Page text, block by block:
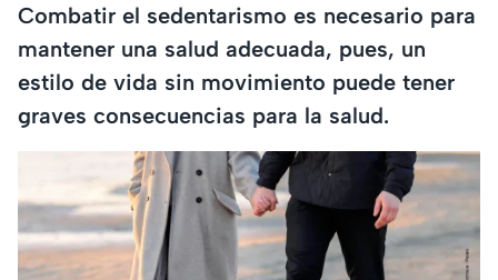
Combatir el sedentarismo es necesario para
mantener una salud adecuada, pues, un
estilo de vida sin movimiento puede tener
graves consecuencias para la salud.